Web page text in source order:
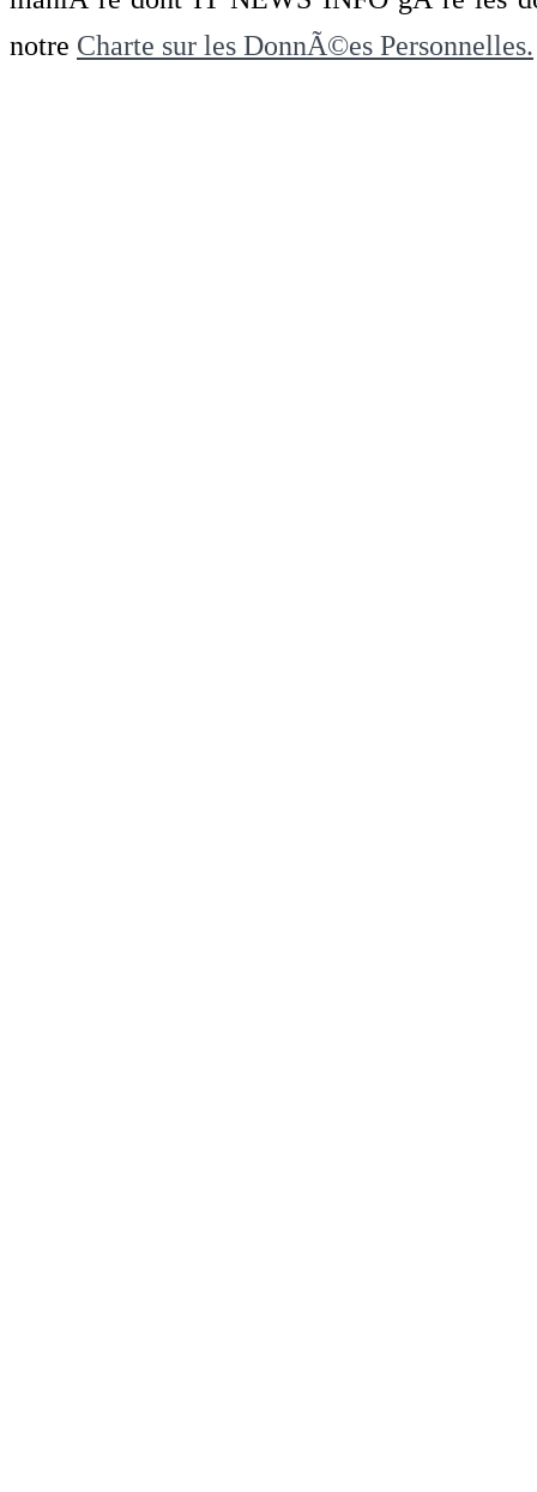
notre Charte sur les DonnÃ©es Personnelles.